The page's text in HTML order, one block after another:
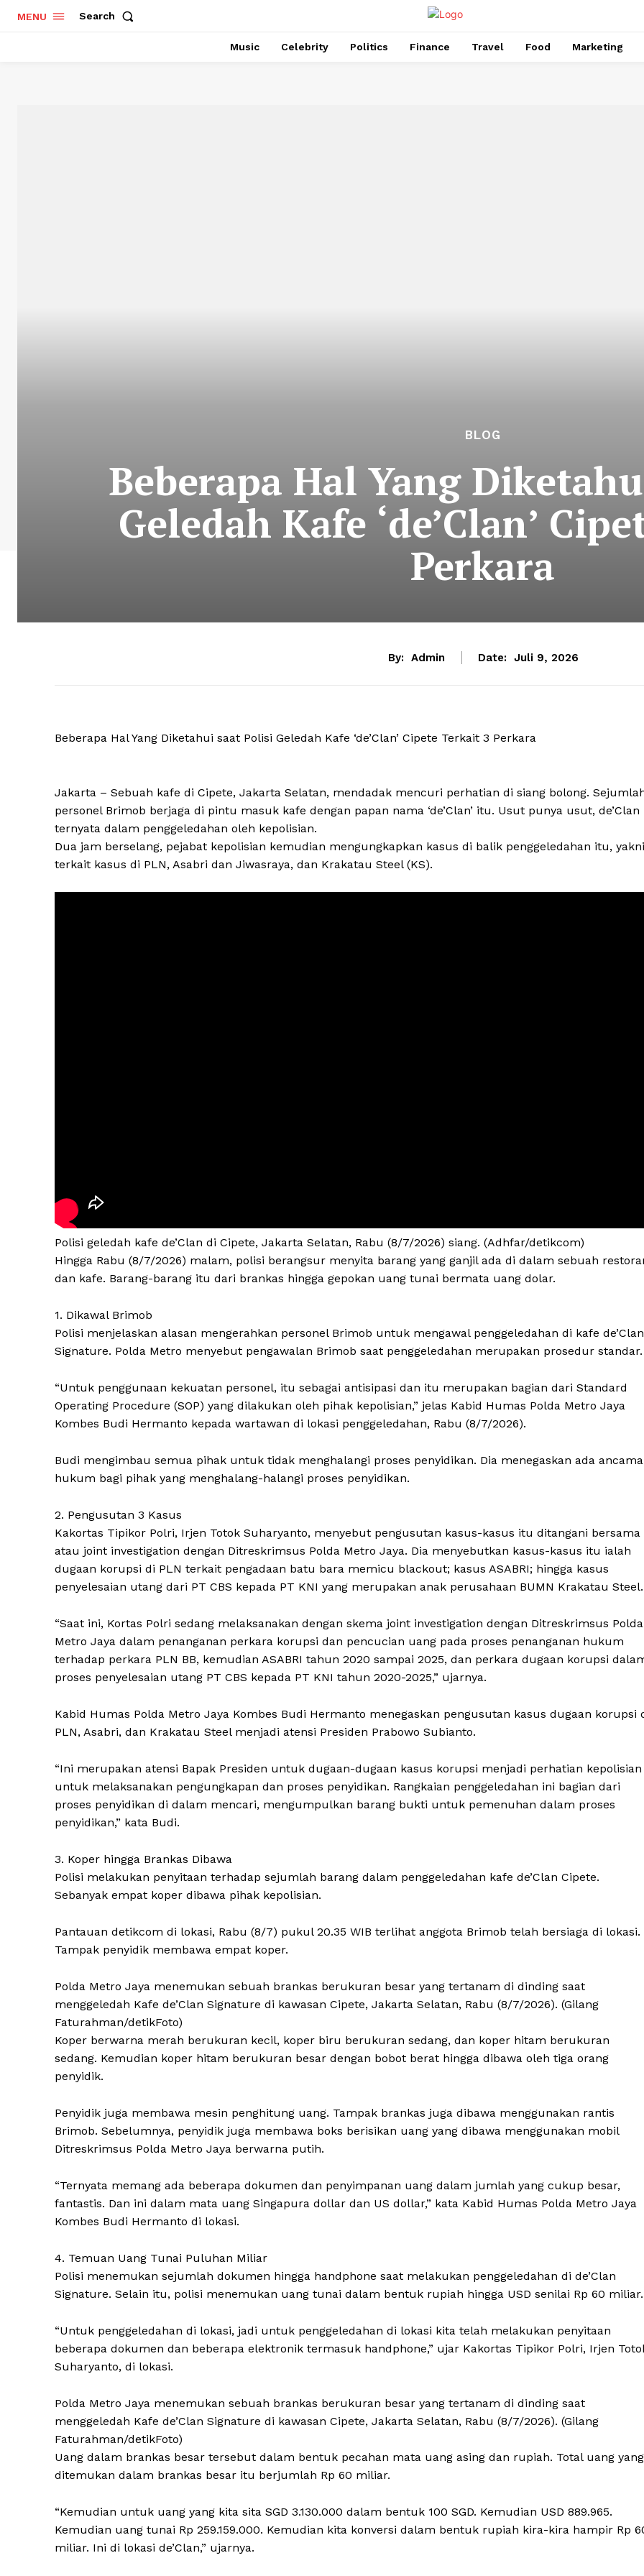
MENU Search
Music Celebrity Politics Finance Travel Food Marketing
BLOG
Beberapa Hal Yang
Geledah Kafe ‘de’Clan’
Perkara
By: Admin Date: Juli 9, 2026
Beberapa Hal Yang Diketahui saat Polisi Geledah Kafe ‘de’Clan’ Cipete Terkait 3 Perkara
Jakarta – Sebuah kafe di Cipete, Jakarta Selatan, mendadak mencuri perhatian di siang bolong.
personel Brimob berjaga di pintu masuk kafe dengan papan nama ‘de’Clan’ itu. Usut punya usut, de’Clan
ternyata dalam penggeledahan oleh kepolisian.
Dua jam berselang, pejabat kepolisian kemudian mengungkapkan kasus di balik penggeledahan itu, yakni
terkait kasus di PLN, Asabri dan Jiwasraya, dan Krakatau Steel (KS).
Polisi geledah kafe de’Clan di Cipete, Jakarta Selatan, Rabu (8/7/2026) siang. (Adhfar/detikcom)
Hingga Rabu (8/7/2026) malam, polisi berangsur menyita barang yang ganjil ada di dalam sebuah
dan kafe. Barang-barang itu dari brankas hingga gepokan uang tunai bermata uang dolar.
1. Dikawal Brimob
Polisi menjelaskan alasan mengerahkan personel Brimob untuk mengawal penggeledahan di kafe de’Clan
Signature. Polda Metro menyebut pengawalan Brimob saat penggeledahan merupakan prosedur standar.
“Untuk penggunaan kekuatan personel, itu sebagai antisipasi dan itu merupakan bagian dari Standard
Operating Procedure (SOP) yang dilakukan oleh pihak kepolisian,” jelas Kabid Humas Polda Metro Jaya
Kombes Budi Hermanto kepada wartawan di lokasi penggeledahan, Rabu (8/7/2026).
Budi mengimbau semua pihak untuk tidak menghalangi proses penyidikan. Dia menegaskan ada
hukum bagi pihak yang menghalang-halangi proses penyidikan.
2. Pengusutan 3 Kasus
Kakortas Tipikor Polri, Irjen Totok Suharyanto, menyebut pengusutan kasus-kasus itu ditangani bersama
atau joint investigation dengan Ditreskrimsus Polda Metro Jaya. Dia menyebutkan kasus-kasus itu ialah
dugaan korupsi di PLN terkait pengadaan batu bara memicu blackout; kasus ASABRI; hingga kasus
penyelesaian utang dari PT CBS kepada PT KNI yang merupakan anak perusahaan BUMN Krakatau Steel.
“Saat ini, Kortas Polri sedang melaksanakan dengan skema joint investigation dengan Ditreskrimsus Polda
Metro Jaya dalam penanganan perkara korupsi dan pencucian uang pada proses penanganan hukum
terhadap perkara PLN BB, kemudian ASABRI tahun 2020 sampai 2025, dan perkara dugaan korupsi
proses penyelesaian utang PT CBS kepada PT KNI tahun 2020-2025,” ujarnya.
Kabid Humas Polda Metro Jaya Kombes Budi Hermanto menegaskan pengusutan kasus dugaan korupsi
PLN, Asabri, dan Krakatau Steel menjadi atensi Presiden Prabowo Subianto.
“Ini merupakan atensi Bapak Presiden untuk dugaan-dugaan kasus korupsi menjadi perhatian kepolisian
untuk melaksanakan pengungkapan dan proses penyidikan. Rangkaian penggeledahan ini bagian dari
proses penyidikan di dalam mencari, mengumpulkan barang bukti untuk pemenuhan dalam proses
penyidikan,” kata Budi.
3. Koper hingga Brankas Dibawa
Polisi melakukan penyitaan terhadap sejumlah barang dalam penggeledahan kafe de’Clan Cipete.
Sebanyak empat koper dibawa pihak kepolisian.
Pantauan detikcom di lokasi, Rabu (8/7) pukul 20.35 WIB terlihat anggota Brimob telah bersiaga di lokasi.
Tampak penyidik membawa empat koper.
Polda Metro Jaya menemukan sebuah brankas berukuran besar yang tertanam di dinding saat
menggeledah Kafe de’Clan Signature di kawasan Cipete, Jakarta Selatan, Rabu (8/7/2026). (Gilang
Faturahman/detikFoto)
Koper berwarna merah berukuran kecil, koper biru berukuran sedang, dan koper hitam berukuran
sedang. Kemudian koper hitam berukuran besar dengan bobot berat hingga dibawa oleh tiga orang
penyidik.
Penyidik juga membawa mesin penghitung uang. Tampak brankas juga dibawa menggunakan rantis
Brimob. Sebelumnya, penyidik juga membawa boks berisikan uang yang dibawa menggunakan mobil
Ditreskrimsus Polda Metro Jaya berwarna putih.
“Ternyata memang ada beberapa dokumen dan penyimpanan uang dalam jumlah yang cukup besar,
fantastis. Dan ini dalam mata uang Singapura dollar dan US dollar,” kata Kabid Humas Polda Metro Jaya
Kombes Budi Hermanto di lokasi.
4. Temuan Uang Tunai Puluhan Miliar
Polisi menemukan sejumlah dokumen hingga handphone saat melakukan penggeledahan di de’Clan
Signature. Selain itu, polisi menemukan uang tunai dalam bentuk rupiah hingga USD senilai Rp 60 miliar.
“Untuk penggeledahan di lokasi, jadi untuk penggeledahan di lokasi kita telah melakukan penyitaan
beberapa dokumen dan beberapa elektronik termasuk handphone,” ujar Kakortas Tipikor Polri, Irjen
Suharyanto, di lokasi.
Polda Metro Jaya menemukan sebuah brankas berukuran besar yang tertanam di dinding saat
menggeledah Kafe de’Clan Signature di kawasan Cipete, Jakarta Selatan, Rabu (8/7/2026). (Gilang
Faturahman/detikFoto)
Uang dalam brankas besar tersebut dalam bentuk pecahan mata uang asing dan rupiah. Total uang yang
ditemukan dalam brankas besar itu berjumlah Rp 60 miliar.
“Kemudian untuk uang yang kita sita SGD 3.130.000 dalam bentuk 100 SGD. Kemudian USD 889.965.
Kemudian uang tunai Rp 259.159.000. Kemudian kita konversi dalam bentuk rupiah kira-kira hampir Rp
miliar. Ini di lokasi de’Clan,” ujarnya.